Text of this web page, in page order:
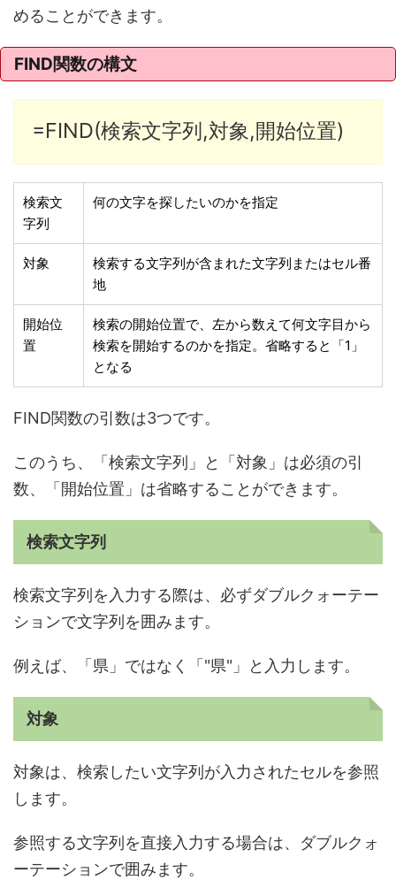
めることができます。
FIND関数の構文
=FIND(検索文字列,対象,開始位置)
検索文
字列
何の文字を探したいのかを指定
対象
検索する文字列が含まれた文字列またはセル番
地
開始位
置
検索の開始位置で、左から数えて何文字目から
検索を開始するのかを指定。省略すると「1」
となる
FIND関数の引数は3つです。
このうち、「検索文字列」と「対象」は必須の引
数、「開始位置」は省略することができます。
検索文字列
検索文字列を入力する際は、必ずダブルクォーテー
ションで文字列を囲みます。
例えば、「県」ではなく「"県"」と入力します。
対象
対象は、検索したい文字列が入力されたセルを参照
します。
参照する文字列を直接入力する場合は、ダブルクォ
ーテーションで囲みます。